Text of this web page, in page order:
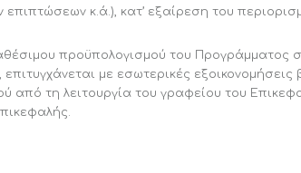
επιπτώσεων κ.ά.), κατ’ εξαίρεση του
προϋπολογισμού του Προγράμματος
επιτυγχάνεται με εσωτερικές
από τη λειτουργία του γραφείου του